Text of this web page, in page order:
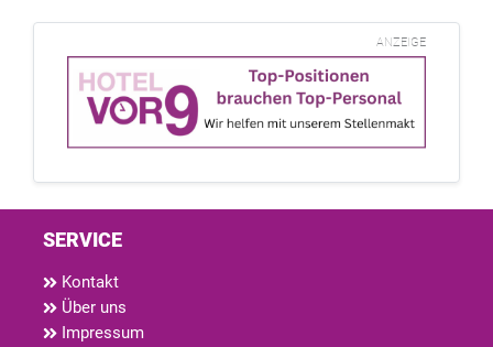
ANZEIGE
SERVICE
Kontakt
Über uns
Impressum